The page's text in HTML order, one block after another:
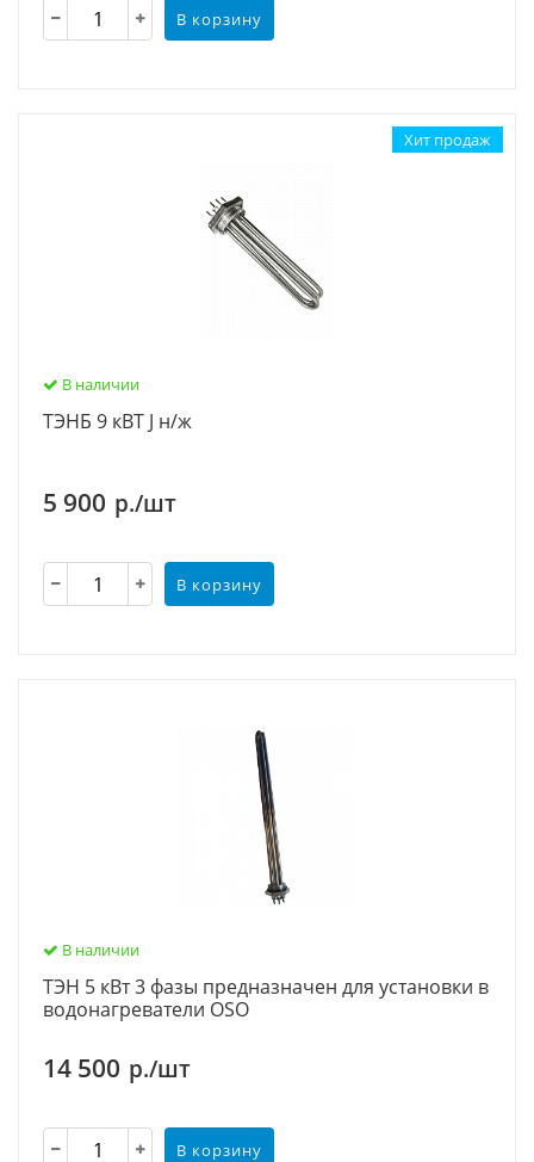
В корзину
Хит продаж
В наличии
ТЭНБ 9 кВТ J н/ж
5 900 р./шт
В корзину
В наличии
ТЭН 5 кВт 3 фазы предназначен для установки в
водонагреватели OSO
14 500 р./шт
В корзину